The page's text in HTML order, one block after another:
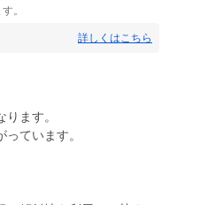
。
詳しくはこちら
ます。
ています。